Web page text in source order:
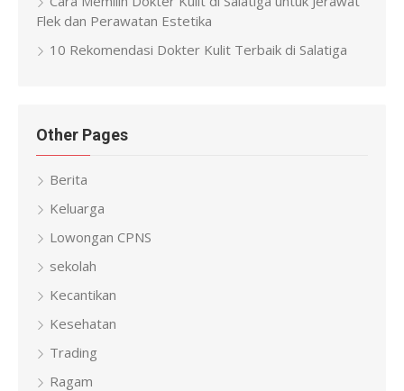
Flek dan Perawatan Estetika
10 Rekomendasi Dokter Kulit Terbaik di Salatiga
Other Pages
Berita
Keluarga
Lowongan CPNS
sekolah
Kecantikan
Kesehatan
Trading
Ragam